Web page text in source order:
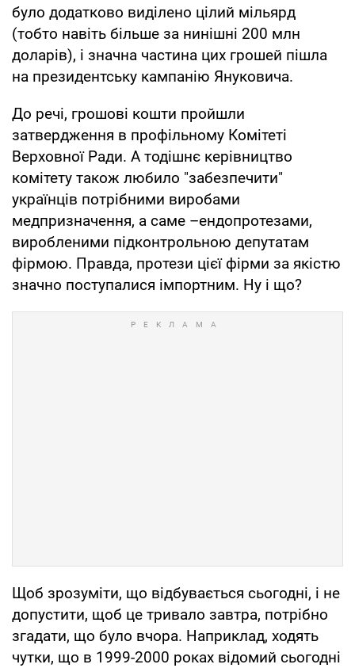
було додатково виділено цілий мільярд
(тобто навіть більше за нинішні 200 млн
доларів), і значна частина цих грошей пішла
на президентську кампанію Януковича.
До речі, грошові кошти пройшли
затвердження в профільному Комітеті
Верховної Ради. А тодішнє керівництво
комітету також любило "забезпечити"
українців потрібними виробами
медпризначення, а саме –ендопротезами,
виробленими підконтрольною депутатам
фірмою. Правда, протези цієї фірми за якістю
значно поступалися імпортним. Ну і що?
Щоб зрозуміти, що відбувається сьогодні, і не
допустити, щоб це тривало завтра, потрібно
згадати, що було вчора. Наприклад, ходять
чутки, що в 1999-2000 роках відомий сьогодні